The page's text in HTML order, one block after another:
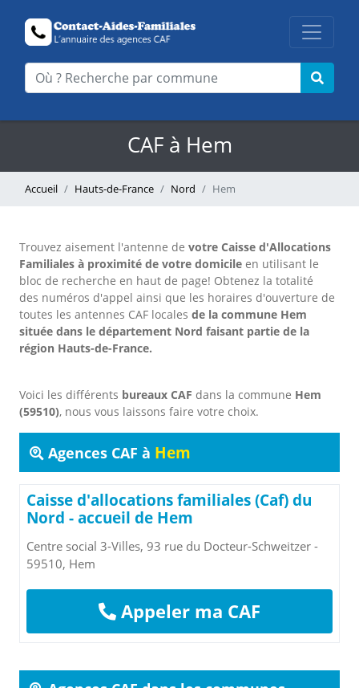
CAF à Hem
Accueil Hauts-de-France Nord Hem
Trouvez aisement l'antenne de votre Caisse d'Allocations
Familiales à proximité de votre domicile en utilisant le
bloc de recherche en haut de page! Obtenez la totalité
des numéros d'appel ainsi que les horaires d'ouverture de
toutes les antennes CAF locales de la commune Hem
située dans le département Nord faisant partie de la
région Hauts-de-France.
Voici les différents bureaux CAF dans la commune Hem
(59510), nous vous laissons faire votre choix.
Agences CAF à Hem
Caisse d'allocations familiales (Caf) du
Nord - accueil de Hem
Centre social 3-Villes, 93 rue du Docteur-Schweitzer -
59510, Hem
Appeler ma CAF